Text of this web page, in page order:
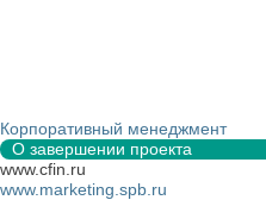
Корпоративный менеджмент
О завершении проекта
www.cfin.ru
www.marketing.spb.ru